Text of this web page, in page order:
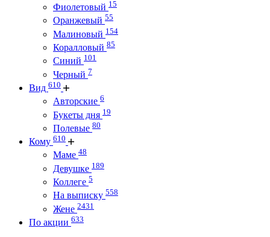
Фиолетовый 15
Оранжевый 55
Малиновый 154
Коралловый 85
Синий 101
Черный 7
Вид 610
Авторские 6
Букеты дня 19
Полевые 80
Кому 610
Маме 48
Девушке 189
Коллеге 5
На выписку 558
Жене 2431
По акции 633